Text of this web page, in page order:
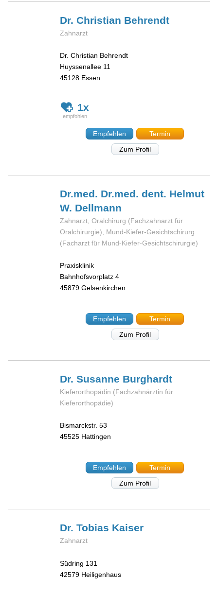
Dr. Christian Behrendt
Zahnarzt
Dr. Christian Behrendt
Huyssenallee 11
45128 Essen
1x
Empfehlen
Termin
Zum Profil
Dr.med. Dr.med. dent. Helmut
W. Dellmann
Zahnarzt, Oralchirurg (Fachzahnarzt für
Oralchirurgie), Mund-Kiefer-Gesichtschirurg
(Facharzt für Mund-Kiefer-Gesichtschirurgie)
Praxisklinik
Bahnhofsvorplatz 4
45879 Gelsenkirchen
Empfehlen
Termin
Zum Profil
Dr. Susanne Burghardt
Kieferorthopädin (Fachzahnärztin für
Kieferorthopädie)
Bismarckstr. 53
45525 Hattingen
Empfehlen
Termin
Zum Profil
Dr. Tobias Kaiser
Zahnarzt
Südring 131
42579 Heiligenhaus